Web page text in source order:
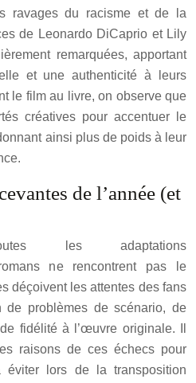
ravages du racisme et de la
de Leonardo DiCaprio et Lily
remarquées, apportant
et une authenticité à leurs
le film au livre, on observe que
créatives pour accentuer le
ainsi plus de poids à leur
de l’année (et
toutes les adaptations
ne rencontrent pas le
déçoivent les attentes des fans
problèmes de scénario, de
fidélité à l’œuvre originale. Il
raisons de ces échecs pour
éviter lors de la transposition